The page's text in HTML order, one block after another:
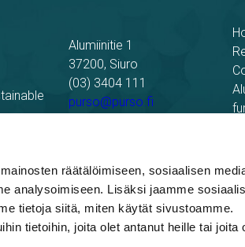
räätälöimiseen, sosiaalisen
analysoimiseen. Lisäksi jaamme
tietoja siitä, miten käytät sivustoamme.
tietoihin, joita olet antanut heille tai joita
Alumiinitie 1
37200, Siuro
(03) 3404 111
purso@purso.fi